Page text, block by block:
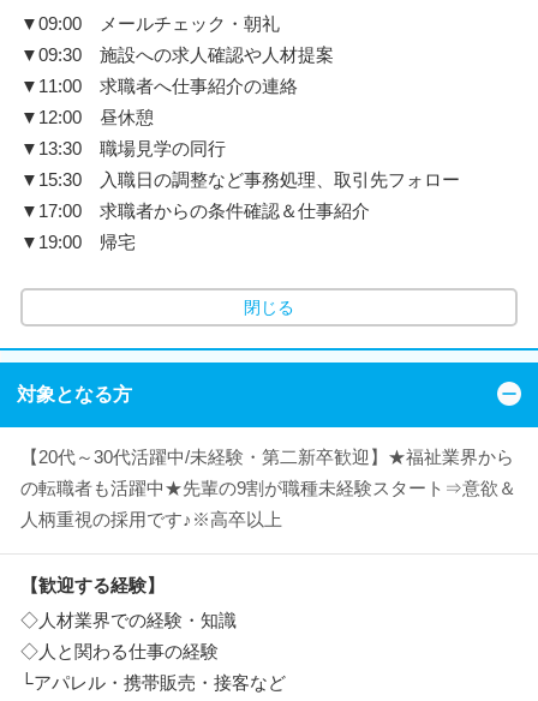
▼09:00 メールチェック・朝礼
▼09:30 施設への求人確認や人材提案
▼11:00 求職者へ仕事紹介の連絡
▼12:00 昼休憩
▼13:30 職場見学の同行
▼15:30 入職日の調整など事務処理、取引先フォロー
▼17:00 求職者からの条件確認＆仕事紹介
▼19:00 帰宅
閉じる
対象となる方
【20代～30代活躍中/未経験・第二新卒歓迎】★福祉業界から
の転職者も活躍中★先輩の9割が職種未経験スタート⇒意欲＆
人柄重視の採用です♪※高卒以上
【歓迎する経験】
◇人材業界での経験・知識
◇人と関わる仕事の経験
└アパレル・携帯販売・接客など